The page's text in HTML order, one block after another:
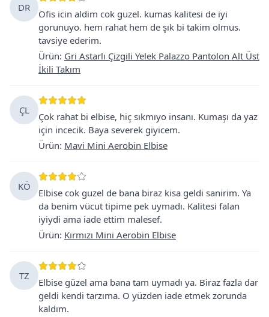
DR
Ofis icin aldim cok guzel. kumas kalitesi de iyi
gorunuyo. hem rahat hem de şık bi takim olmus.
tavsiye ederim.
Ürün: Gri Astarlı Çizgili Yelek Palazzo Pantolon Alt Üst
İkili Takım
ÇL
Çok rahat bi elbise, hiç sıkmıyo insanı. Kumaşı da yaz
için incecik. Baya severek giyicem.
Ürün: Mavi Mini Aerobin Elbise
KÖ
Elbise cok guzel de bana biraz kisa geldi sanirim. Ya
da benim vücut tipime pek uymadı. Kalitesi falan
iyiydi ama iade ettim malesef.
Ürün: Kırmızı Mini Aerobin Elbise
TZ
Elbise güzel ama bana tam uymadı ya. Biraz fazla dar
geldi kendi tarzıma. O yüzden iade etmek zorunda
kaldım.